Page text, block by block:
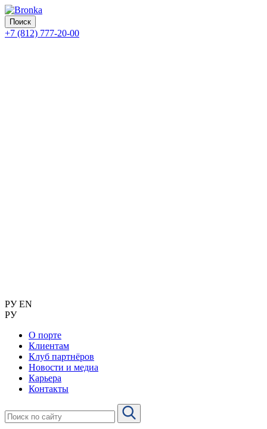
Поиск
+7 (812) 777-20-00
РУ EN
РУ
О порте
Клиентам
Клуб партнёров
Новости и медиа
Карьера
Контакты